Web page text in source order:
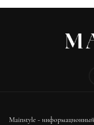
Mainstyle -